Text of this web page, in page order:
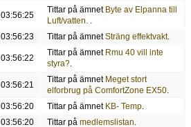
03:56:25
Tittar på ämnet Byte av Elpanna till
Luft/vatten. .
03:56:23 Tittar på ämnetSträng effektvakt.
03:56:22
Tittar på ämnet Rmu 40 vill inte
styra?.
03:56:21
Tittar på ämnet Meget stort
elforbrug på ComfortZone EX50.
03:56:20 Tittar på ämnet KB- Temp.
03:56:20 Tittar på medlemslistan.